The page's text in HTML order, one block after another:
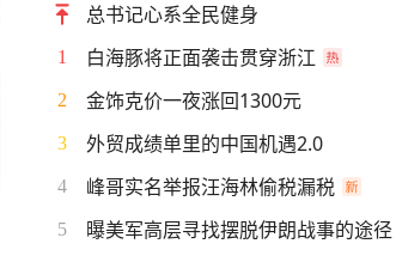
总书记心系全民健身
1 白海豚将正面袭击贯穿浙江
2 金饰克价一夜涨回1300元
3 外贸成绩单里的中国机遇2.0
4 峰哥实名举报汪海林偷税漏税
5 曝美军高层寻找摆脱伊朗战事的途径